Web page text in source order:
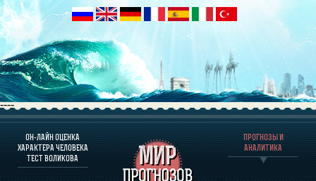
----
ОН-ЛАЙН ОЦЕНКА
ХАРАКТЕРА ЧЕЛОВЕКА
ТЕСТ ВОЛИКОВА
ПРОГНОЗЫ И
АНАЛИТИКА
О ПРОГРАММЕ
ОЦЕНКА ХАРАКТЕРA ЧЕЛОВЕКА
ОЦЕНКА ХАРАКТЕРА ВЫДАЮЩИХСЯ ЛИЧНОСТЕЙ